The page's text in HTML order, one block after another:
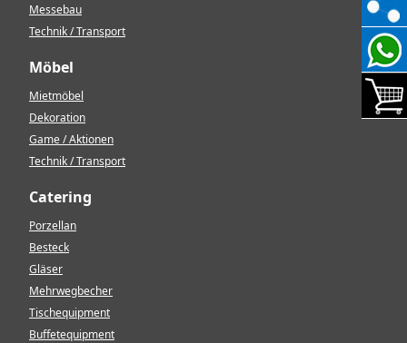
Messebau
Technik / Transport
Möbel
Mietmöbel
Dekoration
Game / Aktionen
Technik / Transport
Catering
Porzellan
Besteck
Gläser
Mehrwegbecher
Tischequipment
Buffetequipment